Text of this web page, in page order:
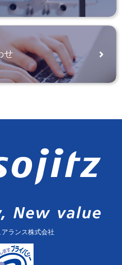
せ
ランス株式会社